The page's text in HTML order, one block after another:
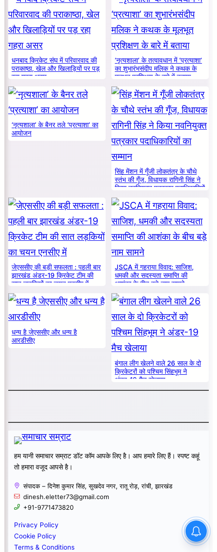
धनबाद क्रिकेट संघ में परिवारवाद की
पराकाष्ठा, खेल और खिलाड़ियों पर पड़
रहा गहरा असर
‘नृत्यशाला’ के तत्वावधान में ‘प्रत्याशा’
का शुभारंभसंदीप मलिक ने कथक के
मूलभूत प्रशिक्षण के बारे में बताया
‘नृत्यशाला’ के बैनर तले ‘प्रत्याशा’ का
आयोजन
सिंह मेंशन में गूँजी लोकतंत्र के चौथे
स्तंभ की गूँज, विधायक रागिनी सिंह ने
किया नवनियुक्त पत्रकार पदाधिकारियों
का सम्मान
जेएससीए की बड़ी सफलता : पहली बार
झारखंड अंडर-19 क्रिकेट टीम की
सात लड़कियों का चयन एनसीए में
JSCA में गहराया विवाद: साजिश,
धमकी और सदस्यता समाप्ति की
आशंका के बीच बड़े नाम सामने
धन्य है जेएससीए और धन्य है
आरडीसीए
बंगाल लीग खेलने वाले 26 साल के दो
क्रिकेटरों को पश्चिम सिंहभूम ने
अंडर-19 मैच खेलाया
हम यानी समाचार सम्राट डॉट कॉम आपके लिए है। आप हमारे लिए हैं। स्पष्ट कहूं
तो हमारा वजूद आपसे है।
संपादक – दिनेश कुमार सिंह, सुखदेव नगर, रातू रोड़, रांची, झारखंड
dinesh.eletter73@gmail.com
+91-9771473820
Privacy Policy
Cookie Policy
Terms & Conditions